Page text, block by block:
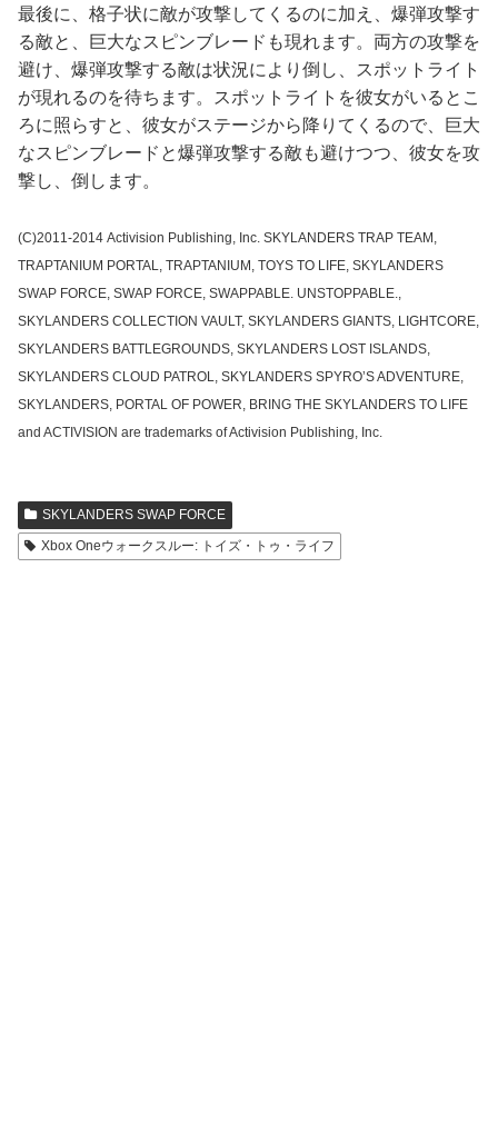
最後に、格子状に敵が攻撃してくるのに加え、爆弾攻撃す
る敵と、巨大なスピンブレードも現れます。両方の攻撃を
避け、爆弾攻撃する敵は状況により倒し、スポットライト
が現れるのを待ちます。スポットライトを彼女がいるとこ
ろに照らすと、彼女がステージから降りてくるので、巨大
なスピンブレードと爆弾攻撃する敵も避けつつ、彼女を攻
撃し、倒します。
(C)2011-2014 Activision Publishing, Inc. SKYLANDERS TRAP TEAM,
TRAPTANIUM PORTAL, TRAPTANIUM, TOYS TO LIFE, SKYLANDERS
SWAP FORCE, SWAP FORCE, SWAPPABLE. UNSTOPPABLE.,
SKYLANDERS COLLECTION VAULT, SKYLANDERS GIANTS, LIGHTCORE,
SKYLANDERS BATTLEGROUNDS, SKYLANDERS LOST ISLANDS,
SKYLANDERS CLOUD PATROL, SKYLANDERS SPYRO’S ADVENTURE,
SKYLANDERS, PORTAL OF POWER, BRING THE SKYLANDERS TO LIFE
and ACTIVISION are trademarks of Activision Publishing, Inc.
SKYLANDERS SWAP FORCE
Xbox Oneウォークスルー: トイズ・トゥ・ライフ